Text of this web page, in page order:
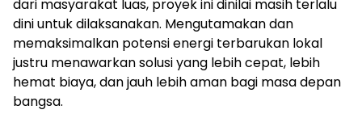
dari masyarakat luas, proyek ini dinilai masih terlalu
dini untuk dilaksanakan. Mengutamakan dan
memaksimalkan potensi energi terbarukan lokal
justru menawarkan solusi yang lebih cepat, lebih
hemat biaya, dan jauh lebih aman bagi masa depan
bangsa.